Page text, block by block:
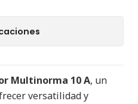
Multinorma 10 A, un
versatilidad y